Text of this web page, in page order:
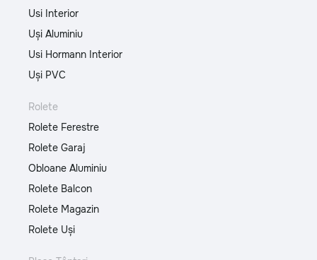
Usi Interior
Uși Aluminiu
Usi Hormann Interior
Uși PVC
Rolete
Rolete Ferestre
Rolete Garaj
Obloane Aluminiu
Rolete Balcon
Rolete Magazin
Rolete Uși